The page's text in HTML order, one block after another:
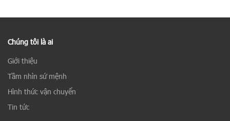
Chúng tôi là ai
Giới thiệu
Tầm nhìn sứ mệnh
Hình thức vận chuyển
Tin tức